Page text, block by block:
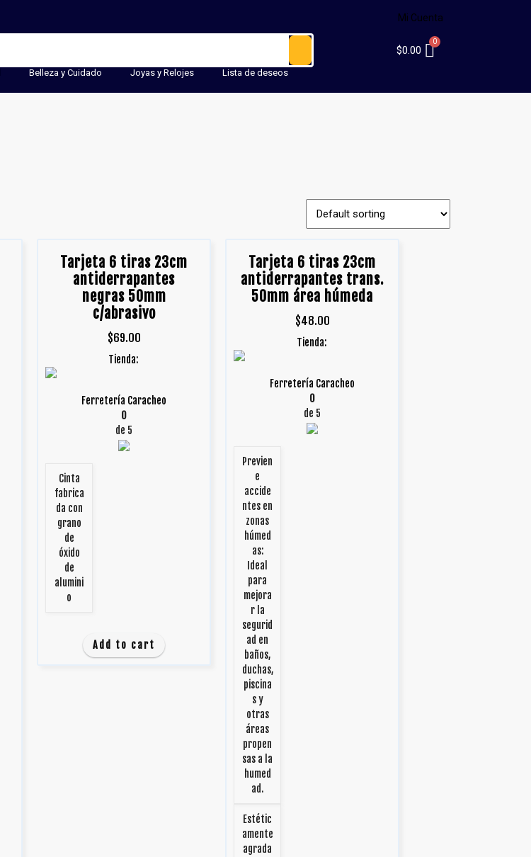
Mi Cuenta
$0.00
Belleza y Cuidado Joyas y Relojes Lista de deseos
Tarjeta 6 tiras 23cm
antiderrapantes
negras 50mm
c/abrasivo
$69.00
Tienda:
Ferretería Caracheo
0
de 5
Cinta
fabrica
da con
grano
de
óxido
de
alumini
o
Add to cart
Tarjeta 6 tiras 23cm
antiderrapantes trans.
50mm área húmeda
$48.00
Tienda:
Ferretería Caracheo
0
de 5
Previen
e
accide
ntes en
zonas
húmed
as:
Ideal
para
mejora
r la
segurid
ad en
baños,
duchas,
piscina
s y
otras
áreas
propen
sas a la
humed
ad.
Estétic
amente
agrada